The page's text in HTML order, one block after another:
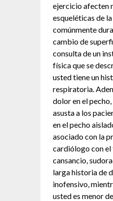
ejercicio afecten
esqueléticas de
comúnmente
cambio de
consulta de un
física que se
usted tiene un
respiratoria.
dolor en el
asusta a los
en el pecho
asociado con la
cardiólogo con el
cansancio,
larga historia de
inofensivo,
usted es menor